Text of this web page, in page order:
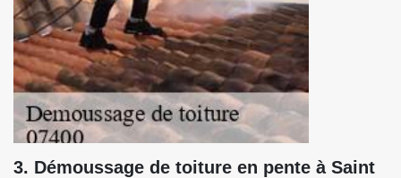
3. Démoussage de toiture en pente à Saint